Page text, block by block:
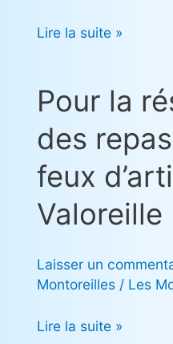
Lire la suite »
Pour la
des
feux
Valoreille
Laisser un
Montoreilles/ Les
Pour
la
réservation
des
repas
pour
les
d’artifice
à
Valoreille
Lire la suite »